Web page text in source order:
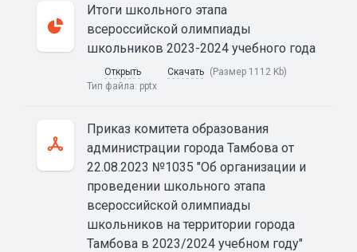
Итоги школьного этапа
всероссийской олимпиады
школьников 2023-2024 учебного года
Открыть Скачать (Размер 1112 Kb)
Тип файла: pptx
Приказ комитета образования
администрации города Тамбова от
22.08.2023 №1035 "Об организации и
проведении школьного этапа
всероссийской олимпиады
школьников на территории города
Тамбова в 2023/2024 учебном году"